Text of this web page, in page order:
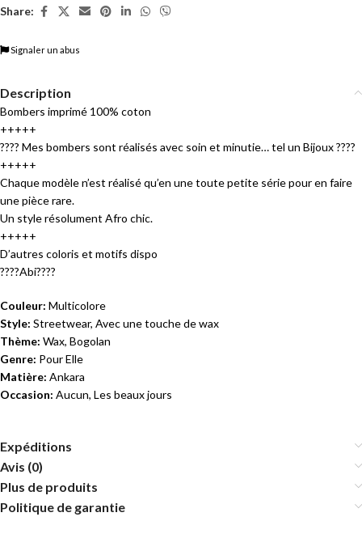
Share:
Signaler un abus
Description
Bombers imprimé 100% coton
+++++
???? Mes bombers sont réalisés avec soin et minutie… tel un Bijoux ????
+++++
Chaque modèle n’est réalisé qu’en une toute petite série pour en faire
une pièce rare.
Un style résolument Afro chic.
+++++
D’autres coloris et motifs dispo
????Abi????
Couleur: Multicolore
Style: Streetwear, Avec une touche de wax
Thème: Wax, Bogolan
Genre: Pour Elle
Matière: Ankara
Occasion: Aucun, Les beaux jours
Expéditions
Avis (0)
Plus de produits
Politique de garantie